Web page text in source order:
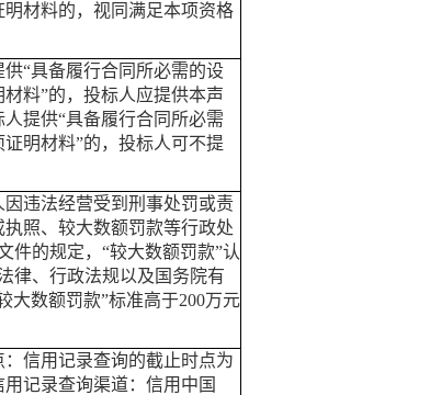
材料的，视同满足本项资格
“具备履行合同所必需的设
料”的，投标人应提供本声
提供“具备履行合同所必需
明材料”的，投标人可不提
违法经营受到刑事处罚或责
照、较大数额罚款等行政处
件的规定，“较大数额罚款”认
律、行政法规以及国务院有
大数额罚款”标准高于200万元
信用记录查询的截止时点为
记录查询渠道：信用中国